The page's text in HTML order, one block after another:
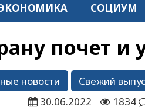
СОЦИУМ
почет и
новости Свежий
30.06.2022
1834